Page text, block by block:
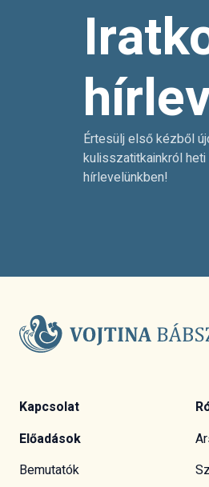
Értesülj első kézből
kulisszatitkainkról
hírlevelünkben!
Kapcsolat
Előadások
Bemutatók